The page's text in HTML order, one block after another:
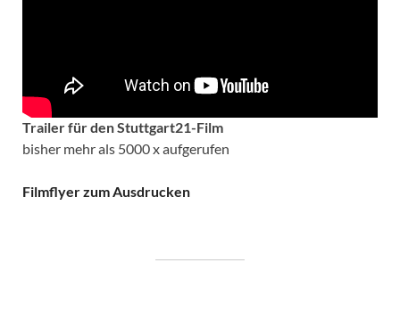
Trailer für den Stuttgart21-Film
bisher mehr als 5000 x aufgerufen
Filmflyer zum Ausdrucken